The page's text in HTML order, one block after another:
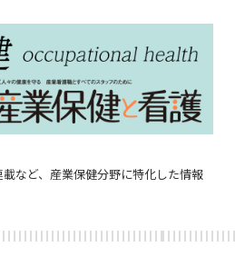
など、産業保健分野に特化した情報